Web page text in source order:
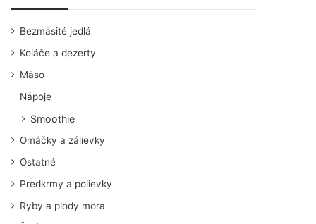
Bezmäsité jedlá
Koláče a dezerty
Mäso
Nápoje
Smoothie
Omáčky a zálievky
Ostatné
Predkrmy a polievky
Ryby a plody mora